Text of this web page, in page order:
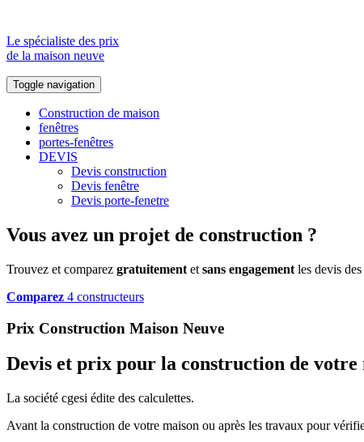
Le spécialiste des prix
de la maison neuve
Toggle navigation
Construction de maison
fenêtres
portes-fenêtres
DEVIS
Devis construction
Devis fenêtre
Devis porte-fenetre
Vous avez un projet de construction ?
Trouvez et comparez gratuitement et sans engagement les devis
Comparez 4 constructeurs
Prix Construction Maison Neuve
Devis et prix pour la construction de votre
La société cgesi édite des calculettes.
Avant la construction de votre maison ou après les travaux pour